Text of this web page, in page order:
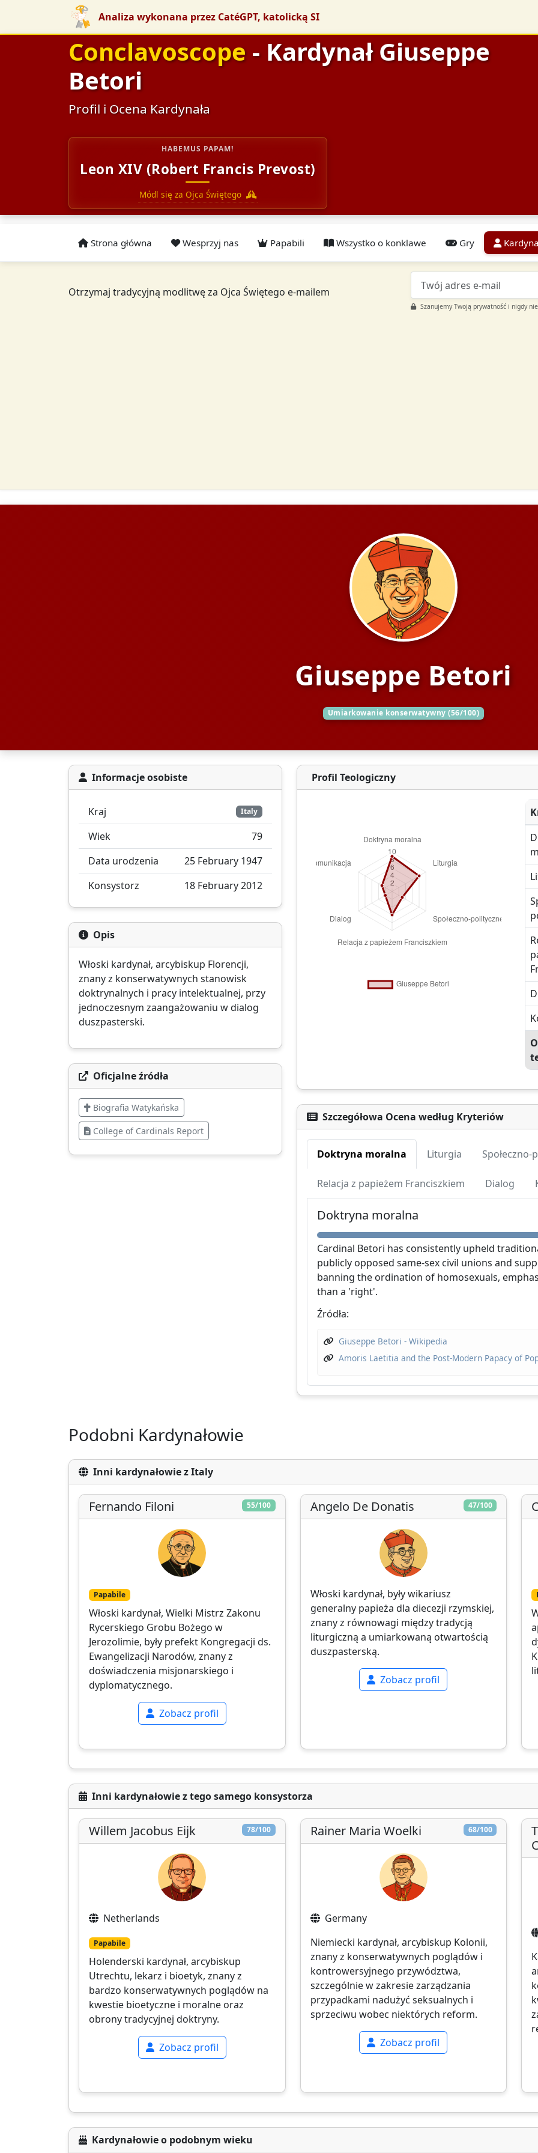
Analiza wykonana przez CatéGPT, katolicką SI
Conclavoscope- Kardynał Giuseppe
Betori
Profil i Ocena Kardynała
HABEMUS PAPAM!
Leon XIV (Robert Francis Prevost)
Módl się za Ojca Świętego
Strona główna Wesprzyj nas Papabili Wszystko o konklawe Gry
Otrzymaj tradycyjną modlitwę za Ojca Świętego e-mailem
Szanujemy Twoją prywatność i nigdy
Giuseppe Betori
Umiarkowanie konserwatywny (56/100)
Informacje osobiste
Kraj Italy
Wiek
79
Data urodzenia
25 February 1947
Konsystorz
18 February 2012
Opis
Włoski kardynał, arcybiskup Florencji,
znany z konserwatywnych stanowisk
doktrynalnych i pracy intelektualnej, przy
jednoczesnym zaangażowaniu w dialog
duszpasterski.
Oficjalne źródła
Biografia Watykańska
College of Cardinals Report
Profil Teologiczny
Szczegółowa Ocena według Kryteriów
Doktryna moralna Liturgia Społeczno-
Relacja z papieżem Franciszkiem Dialog
Doktryna moralna
Cardinal Betori has consistently upheld
publicly opposed same-sex civil unions and
banning the ordination of homosexuals,
than a 'right'.
Źródła:
Giuseppe Betori - Wikipedia
Amoris Laetitia and the Post-Modern Papacy of
Podobni Kardynałowie
Inni kardynałowie z Italy
55/100
Fernando Filoni
Papabile
Włoski kardynał, Wielki Mistrz Zakonu
Rycerskiego Grobu Bożego w
Jerozolimie, były prefekt Kongregacji ds.
Ewangelizacji Narodów, znany z
doświadczenia misjonarskiego i
dyplomatycznego.
Zobacz profil
47/100
Angelo De Donatis
Włoski kardynał, były wikariusz
generalny papieża dla diecezji rzymskiej,
znany z równowagi między tradycją
liturgiczną a umiarkowaną otwartością
duszpasterską.
Zobacz profil
Inni kardynałowie z tego samego konsystorza
78/100
Willem Jacobus Eijk
Netherlands
Papabile
Holenderski kardynał, arcybiskup
Utrechtu, lekarz i bioetyk, znany z
bardzo konserwatywnych poglądów na
kwestie bioetyczne i moralne oraz
obrony tradycyjnej doktryny.
Zobacz profil
68/100
Rainer Maria Woelki
Germany
Niemiecki kardynał, arcybiskup Kolonii,
znany z konserwatywnych poglądów i
kontrowersyjnego przywództwa,
szczególnie w zakresie zarządzania
przypadkami nadużyć seksualnych i
sprzeciwu wobec niektórych reform.
Zobacz profil
Kardynałowie o podobnym wieku
Wesprzyj CatéGPT
CatéGPT.chat
Pomóż nam kontynuować naszą misję
CatéGPT, organizacja stojąca za Conclavoscope,
potrzebuje Twojego wsparcia, aby nadal
narzędzia analityczne i pogłębiać zrozumienie
Kościoła katolickiego.
techniczny
Przekaż datek